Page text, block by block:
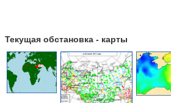
Текущая обстановка - карты